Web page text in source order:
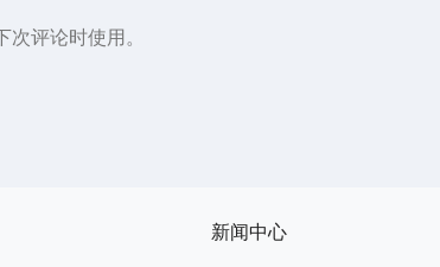
评论时使用。
新闻中心